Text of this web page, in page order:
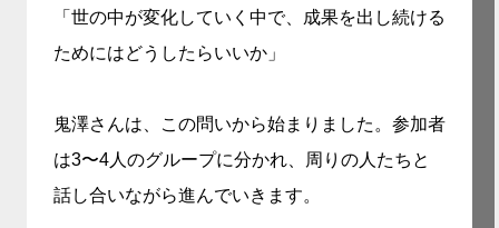
「世の中が変化していく中で、成果を出し続ける
ためにはどうしたらいいか」
鬼澤さんは、この問いから始まりました。参加者
は3〜4人のグループに分かれ、周りの人たちと
話し合いながら進んでいきます。